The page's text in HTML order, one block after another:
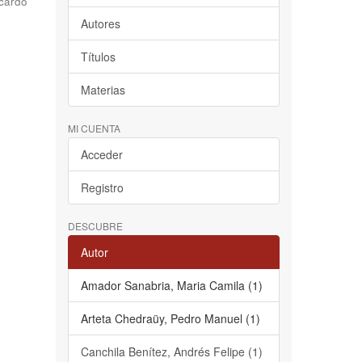
Autores
Títulos
Materias
MI CUENTA
Acceder
Registro
DESCUBRE
Autor
Amador Sanabria, Maria Camila (1)
Arteta Chedraüy, Pedro Manuel (1)
Canchila Benítez, Andrés Felipe (1)